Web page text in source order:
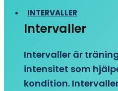
INTERVALLER
Intervaller
Intervaller är
intensitet som
kondition.